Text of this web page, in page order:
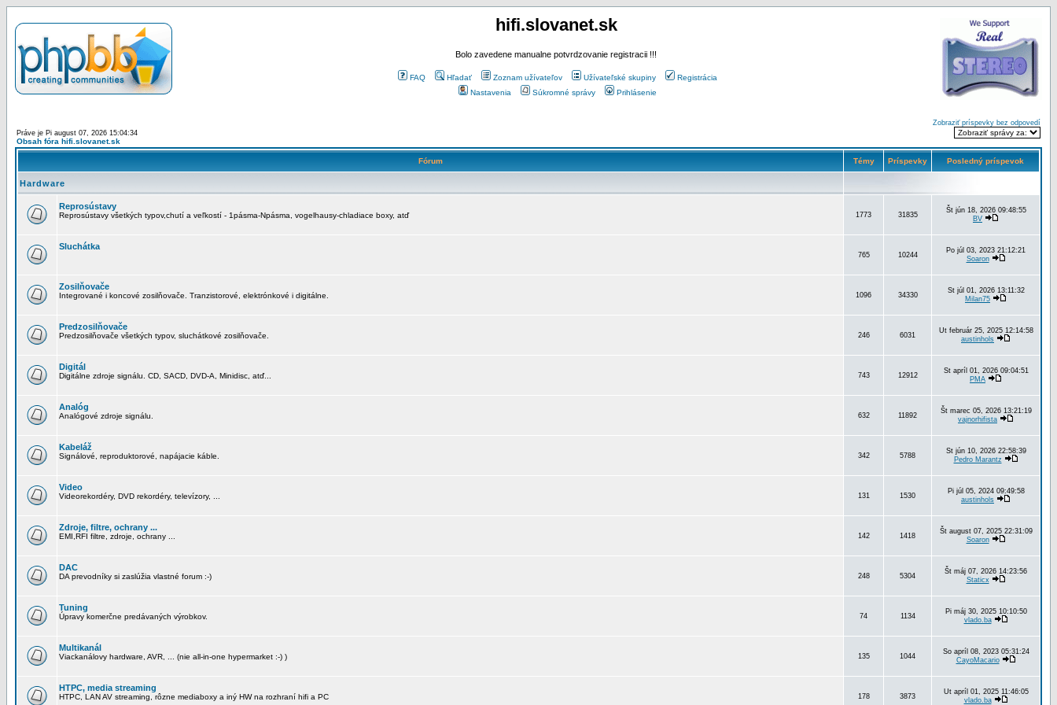
hifi.slovanet.sk
Bolo zavedene manualne potvrdzovanie registracii !!!
FAQ Hľadať Zoznam užívateľov Užívateľské skupiny
Registrácia
Nastavenia
Súkromné správy Prihlásenie
Práve je Pi august 07, 2026 15:04:34
Obsah fóra hifi.slovanet.sk
Zobraziť príspevky bez odpovedí
Fórum Témy Príspevky Posledný príspevok
Hardware
Reprosústavy
Reprosústavy všetkých typov,chutí a veľkostí - 1pásma-Npásma, vogelhausy-chladiace boxy, atď 1773 31835
Št jún 18, 2026 09:48:55
BV
Sluchátka
765 10244
Po júl 03, 2023 21:12:21
Soaron
Zosilňovače
Integrované i koncové zosilňovače. Tranzistorové, elektrónkové i digitálne. 1096 34330
St júl 01, 2026 13:11:32
Milan75
Predzosilňovače
Predzosilňovače všetkých typov, sluchátkové zosilňovače. 246 6031
Ut február 25, 2025 12:14:58
austinhols
Digitál
Digitálne zdroje signálu. CD, SACD, DVD-A, Minidisc, atď... 743 12912
St apríl 01, 2026 09:04:51
PMA
Analóg
Analógové zdroje signálu. 632 11892
Št marec 05, 2026 13:21:19
vajnorhifista
Kabeláž
Signálové, reproduktorové, napájacie káble. 342 5788
St jún 10, 2026 22:58:39
Pedro Marantz
Video
Videorekordéry, DVD rekordéry, televízory, ... 131 1530
Pi júl 05, 2024 09:49:58
austinhols
Zdroje, filtre, ochrany ...
EMI,RFI filtre, zdroje, ochrany ... 142 1418
Št august 07, 2025 22:31:09
Soaron
DAC
DA prevodníky si zaslúžia vlastné forum :-) 248 5304
Št máj 07, 2026 14:23:56
Staticx
Tuning
Úpravy komerčne predávaných výrobkov. 74 1134
Pi máj 30, 2025 10:10:50
vlado.ba
Multikanál
Viackanálovy hardware, AVR, ... (nie all-in-one hypermarket :-) ) 135 1044
So apríl 08, 2023 05:31:24
CayoMacario
HTPC, media streaming
HTPC, LAN AV streaming, rôzne mediaboxy a iný HW na rozhraní hifi a PC 178 3873
Ut apríl 01, 2025 11:46:05
vlado.ba